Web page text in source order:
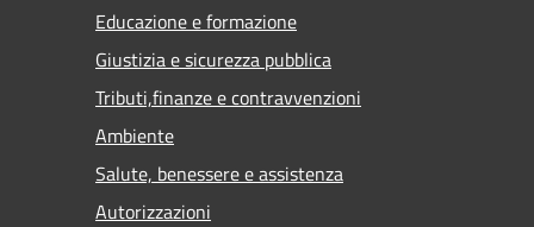
Educazione e formazione
Giustizia e sicurezza pubblica
Tributi,finanze e contravvenzioni
Ambiente
Salute, benessere e assistenza
Autorizzazioni